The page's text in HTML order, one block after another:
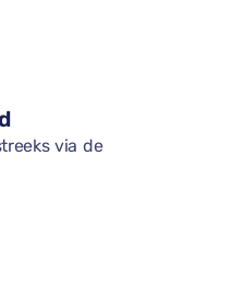
via de